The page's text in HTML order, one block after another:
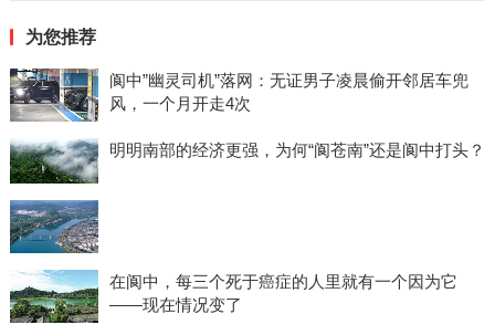
为您推荐
阆中”幽灵司机”落网：无证男子凌晨偷开邻居车兜
风，一个月开走4次
明明南部的经济更强，为何“阆苍南”还是阆中打头？
在阆中，每三个死于癌症的人里就有一个因为它
——现在情况变了